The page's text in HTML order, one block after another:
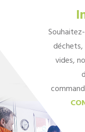
déchets,
vides,